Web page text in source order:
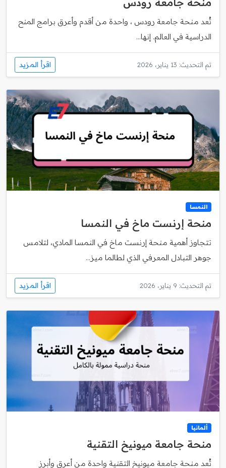
تُعد منحة جامعة رودس ، واحدة من أقدم وأعرق برامج المنح
الدراسية في العالم. إنها...
تم التحديث: 13 يناير، 2026 اقرأ المزيد
النمسا
منحة إرنست ماخ في النمسا
تتجاوز أهمية منحة إرنست ماخ في النمسا المادي، لتلامس
جوهر التبادل المعرفي الذي لطالما ميز...
تم التحديث: 9 يناير، 2026 اقرأ المزيد
ألمانيا
منحة جامعة ميونيخ التقنية
تُعد منحة جامعة ميونيخ التقنية واحدة من أعرق وأبرز